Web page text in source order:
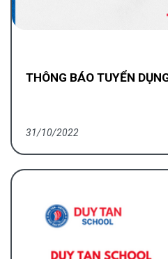
THÔNG BÁO TUYỂN
31/10/2022